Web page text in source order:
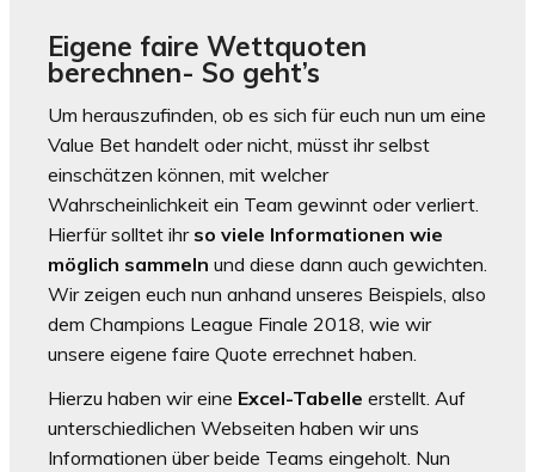
Eigene faire Wettquoten
berechnen- So geht’s
Um herauszufinden, ob es sich für euch nun um eine
Value Bet handelt oder nicht, müsst ihr selbst
einschätzen können, mit welcher
Wahrscheinlichkeit ein Team gewinnt oder verliert.
Hierfür solltet ihr so viele Informationen wie
möglich sammeln und diese dann auch gewichten.
Wir zeigen euch nun anhand unseres Beispiels, also
dem Champions League Finale 2018, wie wir
unsere eigene faire Quote errechnet haben.
Hierzu haben wir eine Excel-Tabelle erstellt. Auf
unterschiedlichen Webseiten haben wir uns
Informationen über beide Teams eingeholt. Nun